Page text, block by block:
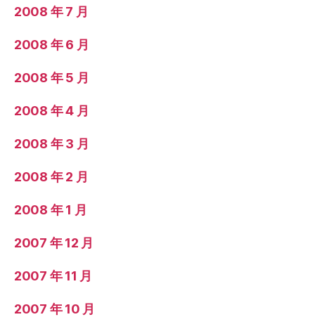
2008 年 7 月
2008 年 6 月
2008 年 5 月
2008 年 4 月
2008 年 3 月
2008 年 2 月
2008 年 1 月
2007 年 12 月
2007 年 11 月
2007 年 10 月